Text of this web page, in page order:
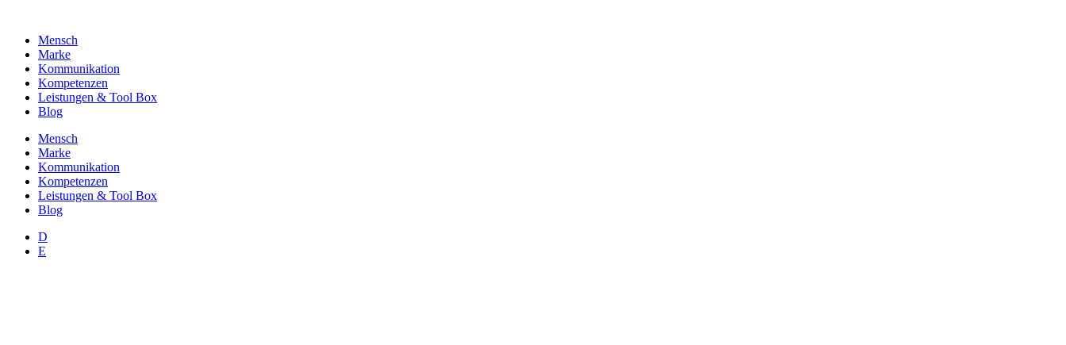
wechselnMensch
Marke
Kommunikation
Kompetenzen
Leistungen & Tool Box
Blog
Mensch
Marke
Kommunikation
Kompetenzen
Leistungen & Tool Box
Blog
D
E